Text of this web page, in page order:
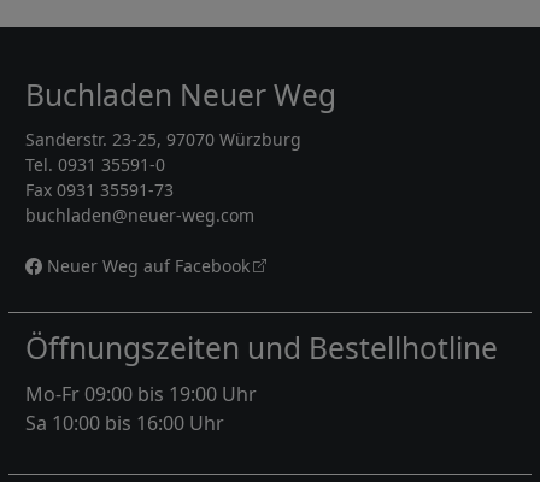
Buchladen Neuer Weg
Sanderstr. 23-25, 97070 Würzburg
Tel. 0931 35591-0
Fax 0931 35591-73
buchladen@neuer-weg.com
Neuer Weg auf Facebook
Öffnungszeiten und Bestellhotline
Mo-Fr 09:00 bis 19:00 Uhr
Sa 10:00 bis 16:00 Uhr